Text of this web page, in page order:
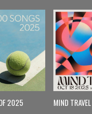
2025 MIND TRAVEL